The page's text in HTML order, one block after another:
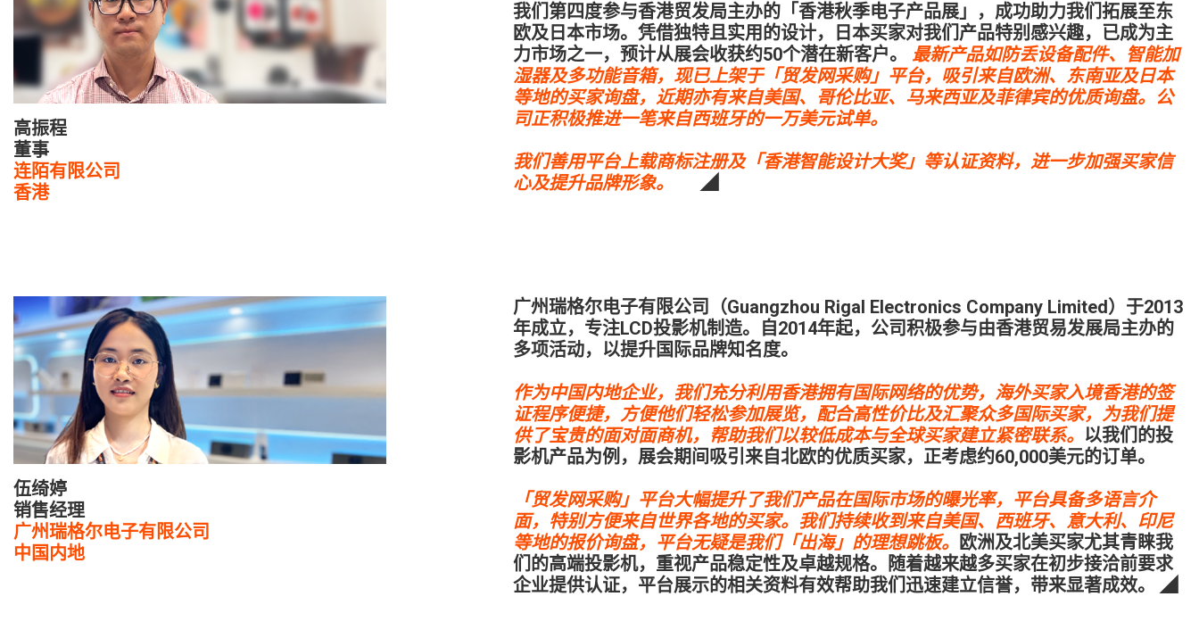
高振程
董事
连陌有限公司
香港
我们第四度参与香港贸发局主办的「香港秋季电子产品展」，成功助力我们拓展至东
欧及日本市场。凭借独特且实用的设计，日本买家对我们产品特别感兴趣，已成为主
力市场之一，预计从展会收获约50个潜在新客户。 最新产品如防丢设备配件、智能加
湿器及多功能音箱，现已上架于「贸发网采购」平台，吸引来自欧洲、东南亚及日本
等地的买家询盘，近期亦有来自美国、哥伦比亚、马来西亚及菲律宾的优质询盘。公
司正积极推进一笔来自西班牙的一万美元试单。
我们善用平台上载商标注册及「香港智能设计大奖」等认证资料，进一步加强买家信
心及提升品牌形象。
◢
伍绮婷
销售经理
广州瑞格尔电子有限公司
中国内地
广州瑞格尔电子有限公司（Guangzhou Rigal Electronics Company Limited）于2013
年成立，专注LCD投影机制造。自2014年起，公司积极参与由香港贸易发展局主办的
多项活动，以提升国际品牌知名度。
作为中国内地企业，我们充分利用香港拥有国际网络的优势，海外买家入境香港的签
证程序便捷，方便他们轻松参加展览，配合高性价比及汇聚众多国际买家，为我们提
供了宝贵的面对面商机，帮助我们以较低成本与全球买家建立紧密联系。 以我们的投
影机产品为例，展会期间吸引来自北欧的优质买家，正考虑约60,000美元的订单。
「贸发网采购」平台大幅提升了我们产品在国际市场的曝光率，平台具备多语言介
面，特别方便来自世界各地的买家。我们持续收到来自美国、西班牙、意大利、印尼
等地的报价询盘，平台无疑是我们「出海」的理想跳板。 欧洲及北美买家尤其青睐我
们的高端投影机，重视产品稳定性及卓越规格。随着越来越多买家在初步接洽前要求
企业提供认证，平台展示的相关资料有效帮助我们迅速建立信誉，带来显著成效。 ◢